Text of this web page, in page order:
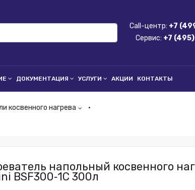
Call-центр: +7
Сервис: +7
ДОКУМЕНТАЦИЯ УСЛУГИ АКЦИИ КОНТАКТЫ
косвенного нагрева
напольный косвенного
BSF300‑1C 300л